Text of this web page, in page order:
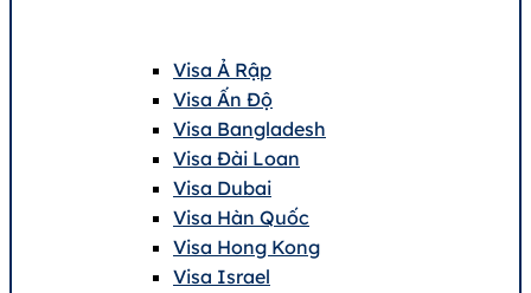
Visa Ả Rập
Visa Ấn Độ
Visa Bangladesh
Visa Đài Loan
Visa Dubai
Visa Hàn Quốc
Visa Hong Kong
Visa Israel